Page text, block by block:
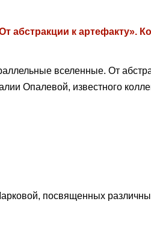
абстракции к артефакту».
вселенные. От
Опалевой, известного
посвященных